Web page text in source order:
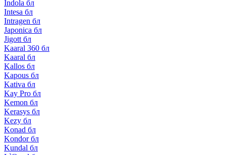
Indola бл
Intesa бл
Intragen бл
Japonica бл
Jigott бл
Kaaral 360 бл
Kaaral бл
Kallos бл
Kapous бл
Kativa бл
Kay Pro бл
Kemon бл
Kerasys бл
Kezy бл
Konad бл
Kondor бл
Kundal бл